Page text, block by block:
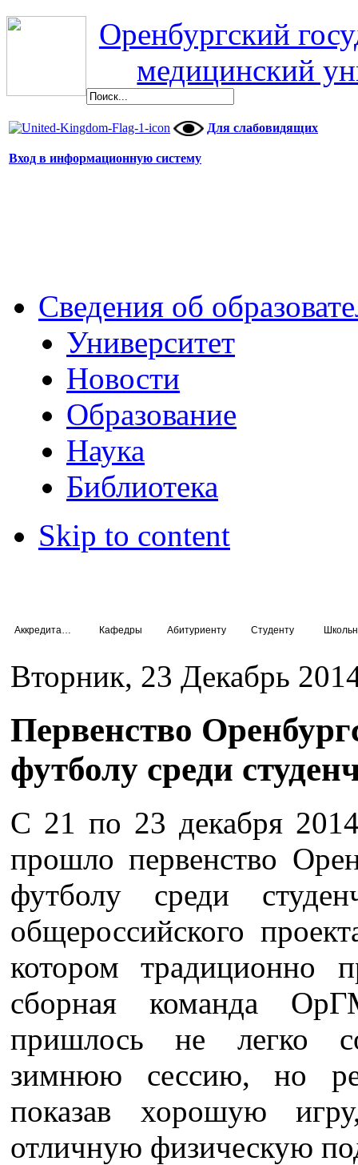
Оренбургский
медицинский
Для слабовидящих
Вход в информационную систему
Сведения об
Университет
Новости
Образование
Наука
Библиотека
Skip to content
Кафедры Абитуриенту Студенту
Вторник, 23 Декабрь
Первенство
футболу среди
С 21 по 23 декабря
прошло первенство
футболу среди
общероссийского
котором традиционно
сборная команда
пришлось не легко
зимнюю сессию, но
показав хорошую
отличную физическую